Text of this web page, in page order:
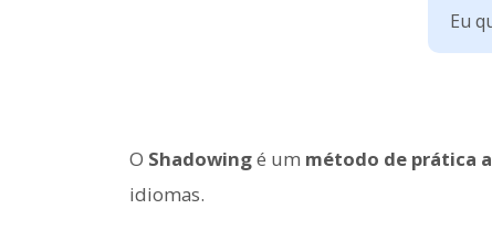
Eu
O Shadowingé um método de prática
idiomas.